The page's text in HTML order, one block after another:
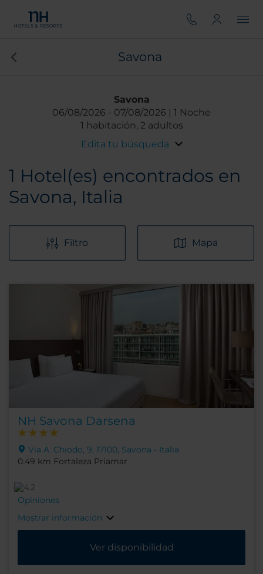
Savona
Savona
06/08/2026
07/08/2026
1 Noche
1 habitación, 2 adultos
Edita tu búsqueda
1 Hotel(es) encontrados en
Savona, Italia
Filtro Mapa
NH Savona Darsena
Via A. Chiodo, 9, 17100, Savona - Italia
0.49 km Fortaleza Priamar
Opiniones
Mostrar información
Ver disponibilidad